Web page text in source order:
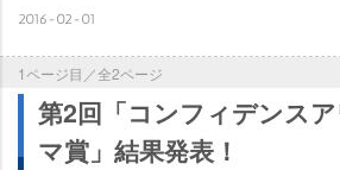
2016-02-01
1ページ目／全2ページ
第2回「コンフィデンス
マ賞」結果発表！